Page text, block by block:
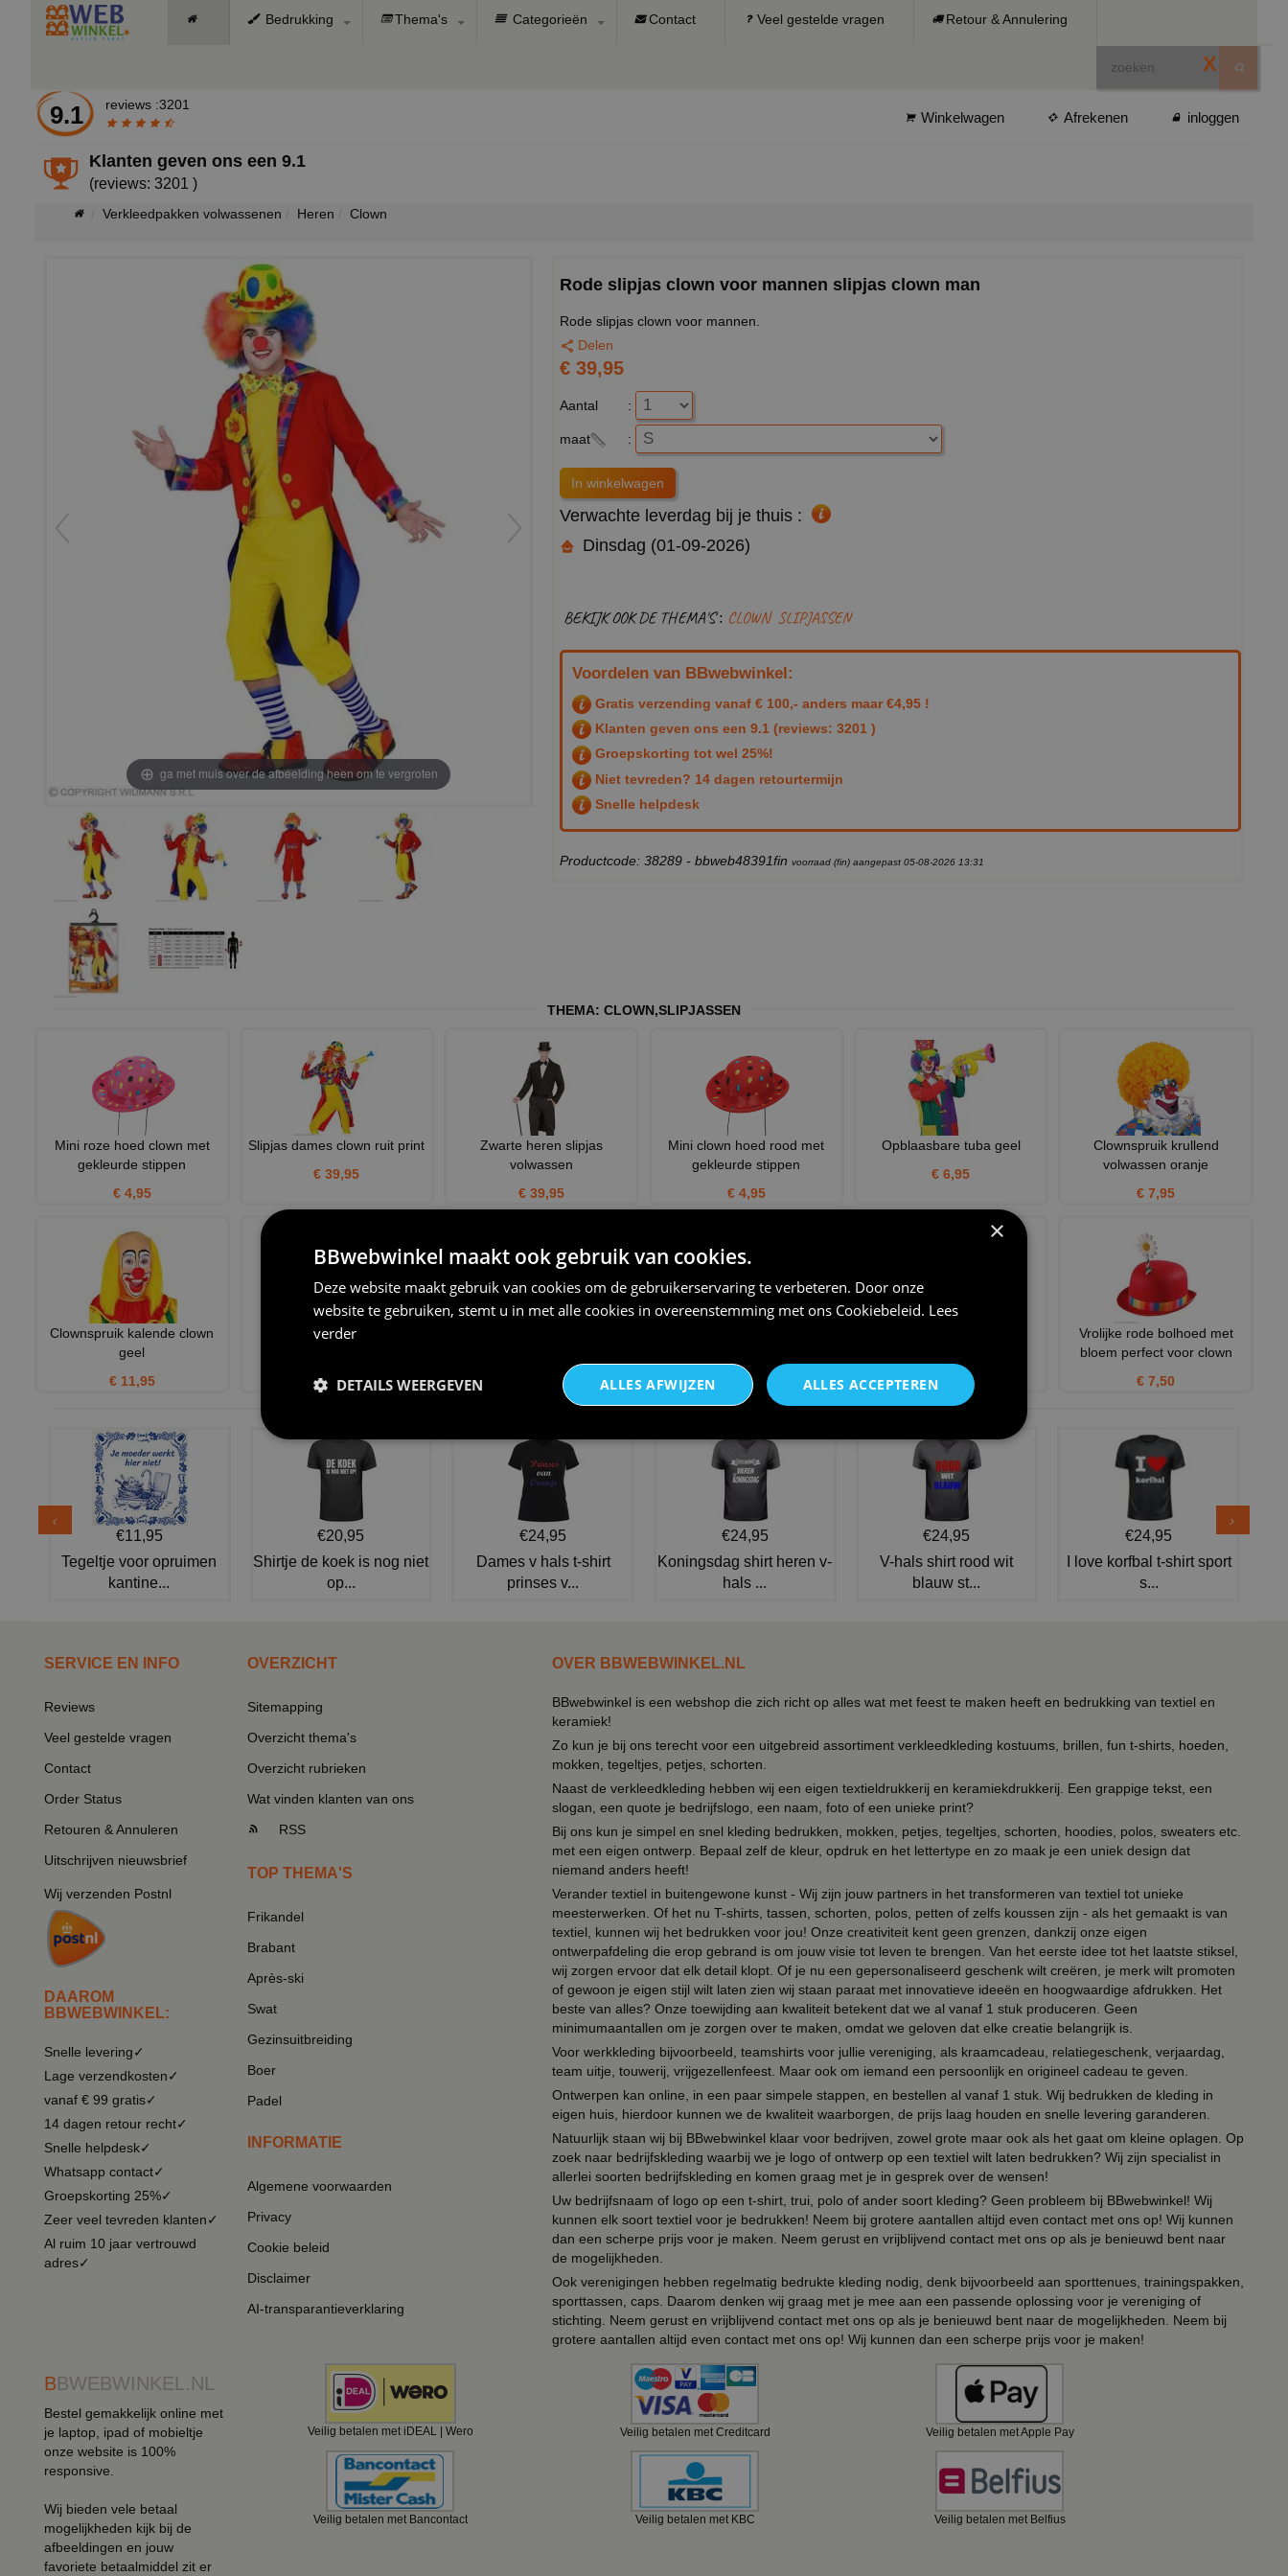
Bedrukking Thema's Categorieën Contact Veel gestelde vragen Retour & Annulering
X
9.1 reviews :3201
Winkelwagen Afrekenen inloggen
Klanten geven ons een9.1
(reviews: 3201 )
Verkleedpakken volwassenen Heren Clown
ga met muis over de afbeelding heen om te vergroten
Rode slipjas clown voor mannen slipjas clown man
Rode slipjas clown voor mannen.
Delen
€ 39,95
Aantal :
maat :
Verwachte leverdag bij je thuis :
Dinsdag (01-09-2026)
BEKIJK OOK DE THEMA'S : CLOWN SLIPJASSEN
Voordelen van BBwebwinkel:
Gratis verzending vanaf € 100,- anders maar €4,95 !
Klanten geven ons een 9.1 (reviews: 3201 )
Groepskorting tot wel 25%!
Niet tevreden? 14 dagen retourtermijn
Snelle helpdesk
Productcode: 38289 - bbweb48391fin voorraad (fin) aangepast 05-08-2026 13:31
THEMA: CLOWN,SLIPJASSEN
Mini roze hoed clown met
gekleurde stippen
€ 4,95
Slipjas dames clown ruit print
€ 39,95
Zwarte heren slipjas
volwassen
€ 39,95
Mini clown hoed rood met
gekleurde stippen
€ 4,95
Opblaasbare tuba geel
€ 6,95
Clownspruik krullend
volwassen oranje
€ 7,95
Clownspruik kalende clown
geel
€ 11,95
Slipjas parade jas deluxe
€ 99,95
€ 24,95
€ 28,95
€ 31,95
Vrolijke rode bolhoed met
bloem perfect voor clown
€ 7,50
NIEUW IN DE COLLECTIE
€11,95
Tegeltje voor opruimen
kantine...
€20,95
Shirtje de koek is nog niet
op...
€24,95
Dames v hals t-shirt
prinses v...
€24,95
Koningsdag shirt heren v-
hals ...
€24,95
V-hals shirt rood wit
blauw st...
€24,95
I love korfbal t-shirt sport
s...
SERVICE EN INFO
Reviews
Veel gestelde vragen
Contact
Order Status
Retouren & Annuleren
Uitschrijven nieuwsbrief
Wij verzenden Postnl
DAAROM
BBWEBWINKEL:
Snelle levering✓
Lage verzendkosten✓
vanaf € 99 gratis✓
14 dagen retour recht✓
Snelle helpdesk✓
Whatsapp contact✓
Groepskorting 25%✓
Zeer veel tevreden klanten✓
Al ruim 10 jaar vertrouwd
adres✓
OVERZICHT
Sitemapping
Overzicht thema's
Overzicht rubrieken
Wat vinden klanten van ons
RSS
TOP THEMA'S
Frikandel
Brabant
Après-ski
Swat
Gezinsuitbreiding
Boer
Padel
INFORMATIE
Algemene voorwaarden
Privacy
Cookie beleid
Disclaimer
AI-transparantieverklaring
OVER BBWEBWINKEL.NL
BBwebwinkel is een webshop die zich richt op alles wat met feest te maken heeft en bedrukking van textiel en
keramiek!
Zo kun je bij ons terecht voor een uitgebreid assortiment verkleedkleding kostuums, brillen, fun t-shirts, hoeden,
mokken, tegeltjes, petjes, schorten.
Naast de verkleedkleding hebben wij een eigen textieldrukkerij en keramiekdrukkerij. Een grappige tekst, een
slogan, een quote je bedrijfslogo, een naam, foto of een unieke print?
Bij ons kun je simpel en snel kleding bedrukken, mokken, petjes, tegeltjes, schorten, hoodies, polos, sweaters etc.
met een eigen ontwerp. Bepaal zelf de kleur, opdruk en het lettertype en zo maak je een uniek design dat
niemand anders heeft!
Verander textiel in buitengewone kunst - Wij zijn jouw partners in het transformeren van textiel tot unieke
meesterwerken. Of het nu T-shirts, tassen, schorten, polos, petten of zelfs koussen zijn - als het gemaakt is van
textiel, kunnen wij het bedrukken voor jou! Onze creativiteit kent geen grenzen, dankzij onze eigen
ontwerpafdeling die erop gebrand is om jouw visie tot leven te brengen. Van het eerste idee tot het laatste stiksel,
wij zorgen ervoor dat elk detail klopt. Of je nu een gepersonaliseerd geschenk wilt creëren, je merk wilt promoten
of gewoon je eigen stijl wilt laten zien wij staan paraat met innovatieve ideeën en hoogwaardige afdrukken. Het
beste van alles? Onze toewijding aan kwaliteit betekent dat we al vanaf 1 stuk produceren. Geen
minimumaantallen om je zorgen over te maken, omdat we geloven dat elke creatie belangrijk is.
Voor werkkleding bijvoorbeeld, teamshirts voor jullie vereniging, als kraamcadeau, relatiegeschenk, verjaardag,
team uitje, touwerij, vrijgezellenfeest. Maar ook om iemand een persoonlijk en origineel cadeau te geven.
Ontwerpen kan online, in een paar simpele stappen, en bestellen al vanaf 1 stuk. Wij bedrukken de kleding in
eigen huis, hierdoor kunnen we de kwaliteit waarborgen, de prijs laag houden en snelle levering garanderen.
Natuurlijk staan wij bij BBwebwinkel klaar voor bedrijven, zowel grote maar ook als het gaat om kleine oplagen. Op
zoek naar bedrijfskleding waarbij we je logo of ontwerp op een textiel wilt laten bedrukken? Wij zijn specialist in
allerlei soorten bedrijfskleding en komen graag met je in gesprek over de wensen!
Uw bedrijfsnaam of logo op een t-shirt, trui, polo of ander soort kleding? Geen probleem bij BBwebwinkel! Wij
kunnen elk soort textiel voor je bedrukken! Neem bij grotere aantallen altijd even contact met ons op! Wij kunnen
dan een scherpe prijs voor je maken. Neem gerust en vrijblijvend contact met ons op als je benieuwd bent naar
de mogelijkheden.
Ook verenigingen hebben regelmatig bedrukte kleding nodig, denk bijvoorbeeld aan sporttenues, trainingspakken,
sporttassen, caps. Daarom denken wij graag met je mee aan een passende oplossing voor je vereniging of
stichting. Neem gerust en vrijblijvend contact met ons op als je benieuwd bent naar de mogelijkheden. Neem bij
grotere aantallen altijd even contact met ons op! Wij kunnen dan een scherpe prijs voor je maken!
BBWEBWINKEL.NL
Bestel gemakkelijk online met
je laptop, ipad of mobieltje
onze website is 100%
responsive.
Wij bieden vele betaal
mogelijkheden kijk bij de
afbeeldingen en jouw
favoriete betaalmiddel zit er
Veilig betalen met iDEAL | Wero Veilig betalen met Creditcard Veilig betalen met Apple Pay
Veilig betalen met Bancontact Veilig betalen met KBC Veilig betalen met Belfius
×
BBwebwinkel maakt ook gebruik van cookies.
Deze website maakt gebruik van cookies om de gebruikerservaring te verbeteren. Door onze
website te gebruiken, stemt u in met alle cookies in overeenstemming met ons Cookiebeleid. Lees
verder
ALLES ACCEPTEREN
ALLES AFWIJZEN
DETAILS WEERGEVEN